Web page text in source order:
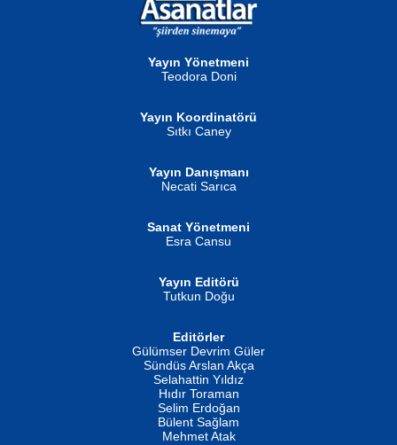
NURAN KÖSE BAYDAR
İSMAİL OKUTAN
Erkeklerin Kahrolması Ne Demektir
Ben Deniz Değilim ki...
Evvel Zaman Tanrıçası...
Yayın Yönetmeni
Teodora Doni
Yayın Koordinatörü
Sıtkı Caney
Yayın Danışmanı
Necati Sarıca
Sanat Yönetmeni
Esra Cansu
Yayın Editörü
Tutkun Doğu
Editörler
Gülümser Devrim Güler
Sündüs Arslan Akça
Selahattin Yıldız
Hıdır Toraman
Selim Erdoğan
Bülent Sağlam
Mehmet Atak